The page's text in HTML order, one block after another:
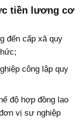
tiền lương cơ
đến cấp xã quy
công lập quy
độ hợp đồng lao
vị sự nghiệp